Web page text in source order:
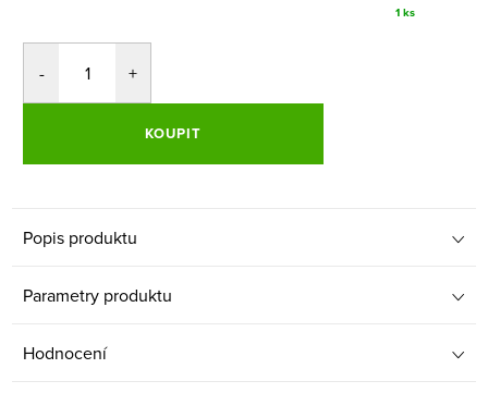
1 ks
KOUPIT
Popis produktu
Parametry produktu
Hodnocení